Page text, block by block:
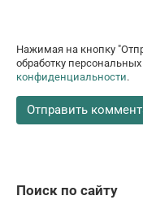
Нажимая на кнопку
обработку
конфиденциальности.
Поиск по сайту